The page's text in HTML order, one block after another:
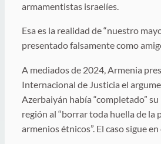
armamentistas israelíes.
Esa es la realidad de “nuestro
presentado falsamente como
A mediados de 2024, Armenia
Internacional de Justicia el
Azerbaiyán había “completado”
región al “borrar toda huella de la
armenios étnicos”. El caso sigue en